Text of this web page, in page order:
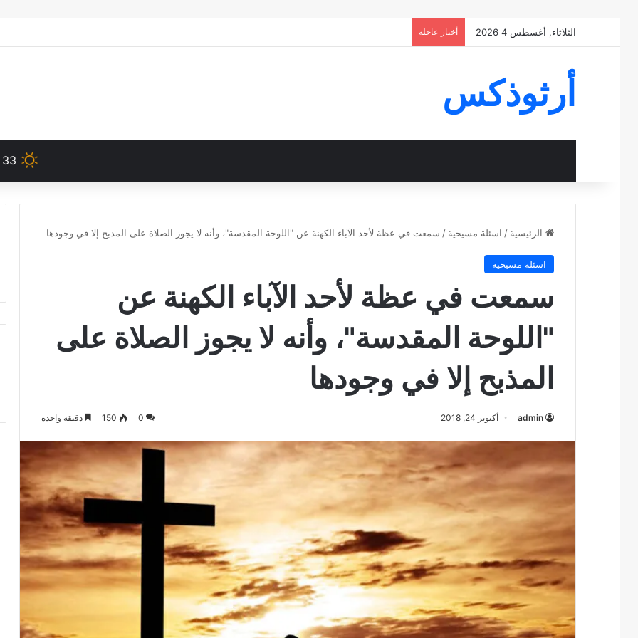
الثلاثاء, أغسطس 4 2026 أخبار عاجلة
أرثوذكس
33
الرئيسية / اسئلة مسيحية / سمعت في عظة لأحد الآباء الكهنة عن "اللوحة المقدسة"، وأنه لا يجوز الصلاة على المذبح إلا في وجودها
اسئلة مسيحية
سمعت في عظة لأحد الآباء الكهنة عن
"اللوحة المقدسة"، وأنه لا يجوز الصلاة على
المذبح إلا في وجودها
admin أكتوبر 24, 2018 0
150 دقيقة واحدة